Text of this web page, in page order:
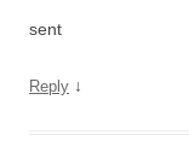
sent
Reply ↓